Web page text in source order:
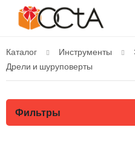
Каталог Инструменты
Дрели и шуруповерты
Фильтры